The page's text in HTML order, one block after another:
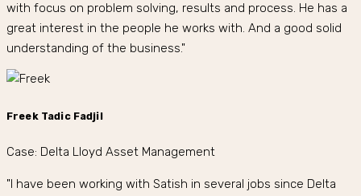
with focus on problem solving, results and process. He has a
great interest in the people he works with. And a good solid
understanding of the business."
Freek Tadic Fadjil
Case: Delta Lloyd Asset Management
"I have been working with Satish in several jobs since Delta